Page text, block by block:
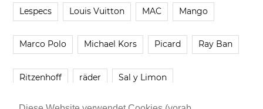
Lespecs Louis Vuitton MAC Mango
Marco Polo Michael Kors Picard Ray Ban
Ritzenhoff räder Sal y Limon